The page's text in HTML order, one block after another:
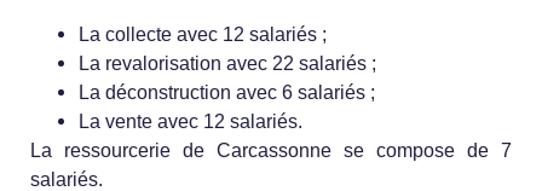
La collecte avec 12 salariés ;
La revalorisation avec 22 salariés ;
La déconstruction avec 6 salariés ;
La vente avec 12 salariés.
La ressourcerie de Carcassonne se compose de 7
salariés.